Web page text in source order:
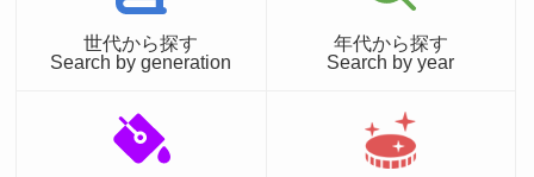
世代から探す
Search by generation
年代から探す
Search by year